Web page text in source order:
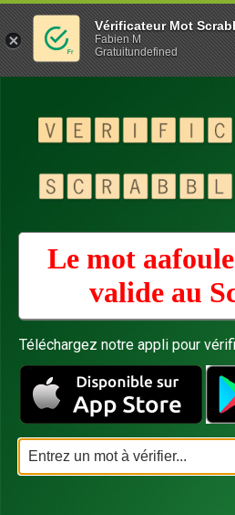
Le mot
valide au
Téléchargez notre appli pour
Vérificateur Mot
Fabien M
Gratuitundefined